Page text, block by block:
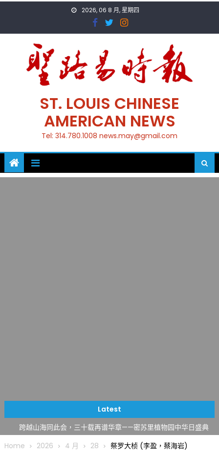
2026, 06 8 月, 星期四
ST. LOUIS CHINESE
AMERICAN NEWS
Tel: 314.780.1008 news.may@gmail.com
Latest
筝声与琴韵交汇：刘励(Li Statler)与钢琴家Darek演绎一场古筝
跨越山海同此会，三十载再谱华章——密苏里植物园中华日盛典
圆满举行
圣路易龙舟俱乐部5月16日龙舟体验日 邀请各界亲身体验划行乐
Home 2026 4 月 28 祭罗大桢 (李盈，蔡海岩)